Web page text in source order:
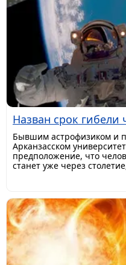
Назван срок гибели
Бывшим астрофизиком и
Арканзасском
предположение, что
станет уже через